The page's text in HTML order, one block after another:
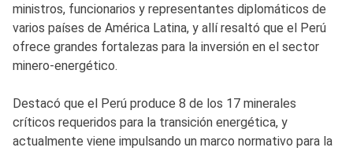
ministros, funcionarios y representantes diplomáticos de
varios países de América Latina, y allí resaltó que el Perú
ofrece grandes fortalezas para la inversión en el sector
minero-energético.
Destacó que el Perú produce 8 de los 17 minerales
críticos requeridos para la transición energética, y
actualmente viene impulsando un marco normativo para la